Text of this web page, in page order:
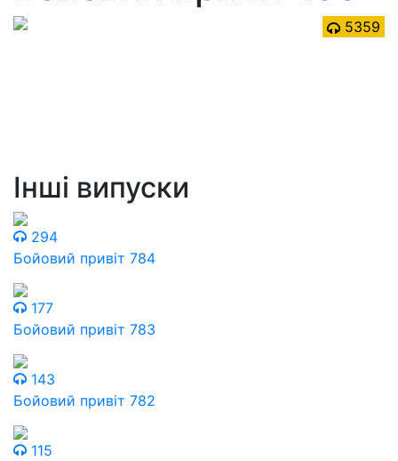
5359
Інші випуски
294
Бойовий привіт 784
177
Бойовий привіт 783
143
Бойовий привіт 782
115